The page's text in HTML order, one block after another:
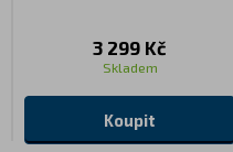
3 299 Kč
Skladem
Koupit